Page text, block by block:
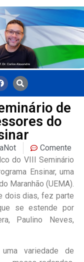
de
do
Comente
do VIII Seminário
Ensinar, uma
Maranhão (UEMA).
dois dias, fez parte
se estende por
Paulino Neves,
variedade de